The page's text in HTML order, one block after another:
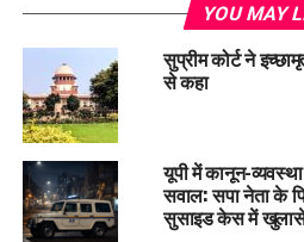
YOU MAY
सुप्रीम कोर्ट ने
से कहा
यूपी में कानून-
सवाल: सपा नेता के
सुसाइड केस में